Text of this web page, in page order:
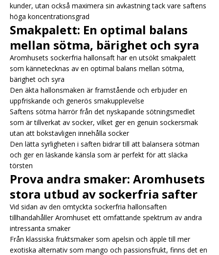
kunder, utan också maximera sin avkastning tack vare saftens
höga koncentrationsgrad
Smakpalett: En optimal balans
mellan sötma, bärighet och syra
Aromhusets sockerfria hallonsaft har en utsökt smakpalett
som kännetecknas av en optimal balans mellan sötma,
bärighet och syra
Den äkta hallonsmaken är framstående och erbjuder en
uppfriskande och generös smakupplevelse
Saftens sötma härrör från det nyskapande sötningsmedlet
som är tillverkat av socker, vilket ger en genuin sockersmak
utan att bokstavligen innehålla socker
Den lätta syrligheten i saften bidrar till att balansera sötman
och ger en läskande känsla som är perfekt för att släcka
törsten
Prova andra smaker: Aromhusets
stora utbud av sockerfria safter
Vid sidan av den omtyckta sockerfria hallonsaften
tillhandahåller Aromhuset ett omfattande spektrum av andra
intressanta smaker
Från klassiska fruktsmaker som apelsin och äpple till mer
exotiska alternativ som mango och passionsfrukt, finns det en